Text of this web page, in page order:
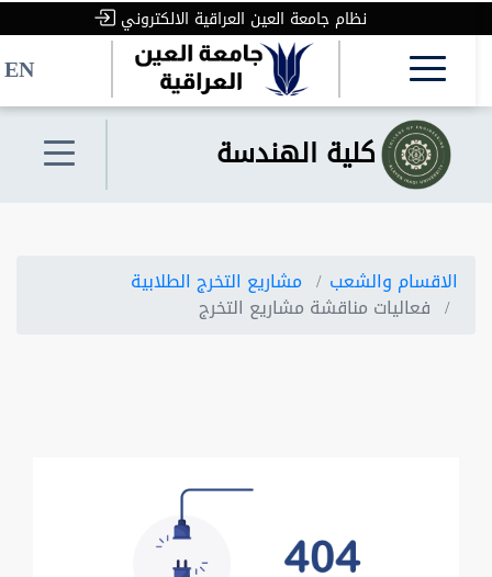
نظام جامعة العين العراقية الالكتروني
EN
كلية الهندسة
الاقسام والشعب مشاريع التخرج الطلابية
فعاليات مناقشة مشاريع التخرج
نظام جامعة العين العراقية الالكتروني
EN